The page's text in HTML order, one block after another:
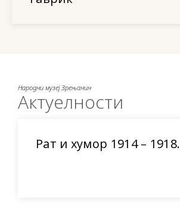
Народни музеј Зрењанин
Актуелности
Рат и хумор 1914 – 1918.